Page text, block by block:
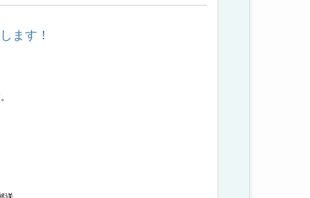
ます！